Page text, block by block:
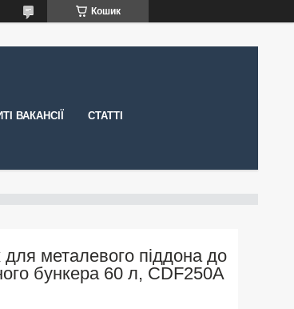
Кошик
ВАКАНСІЇ СТАТТІ
металевого піддона до
бункера 60 л, CDF250A